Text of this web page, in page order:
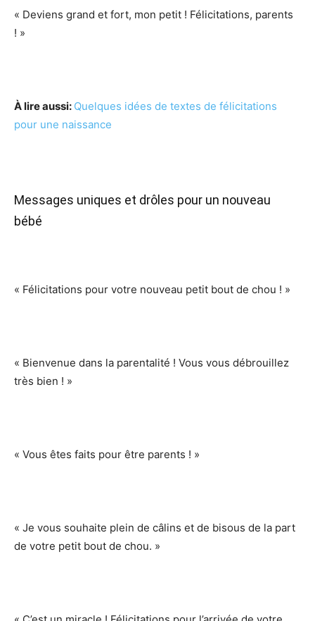
« Deviens grand et fort, mon petit ! Félicitations, parents
! »
À lire aussi: Quelques idées de textes de félicitations
pour une naissance
Messages uniques et drôles pour un nouveau
bébé
« Félicitations pour votre nouveau petit bout de chou ! »
« Bienvenue dans la parentalité ! Vous vous débrouillez
très bien ! »
« Vous êtes faits pour être parents ! »
« Je vous souhaite plein de câlins et de bisous de la part
de votre petit bout de chou. »